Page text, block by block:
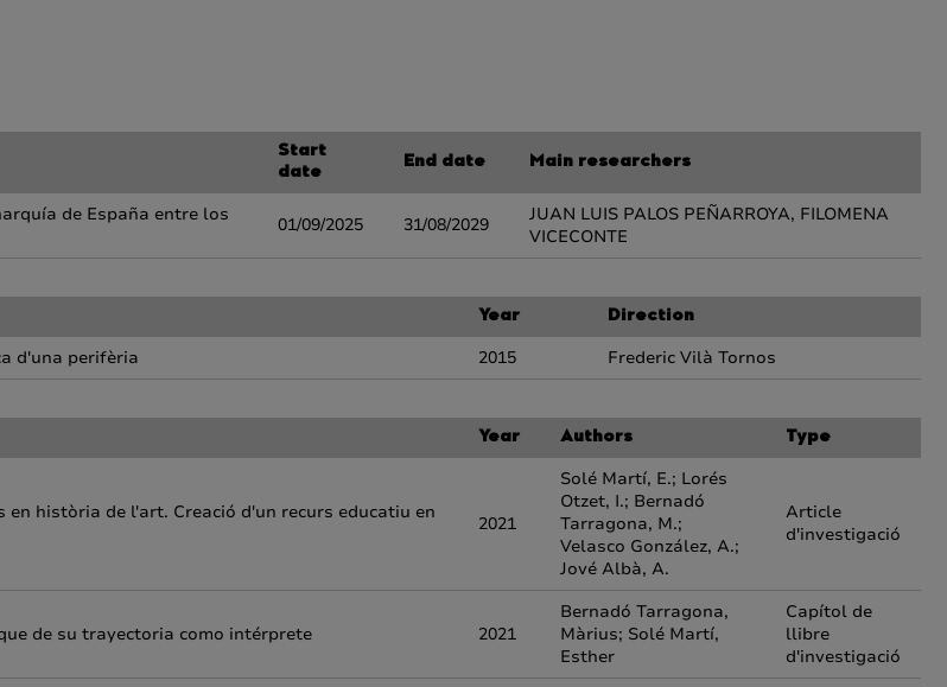
Start
date
End date Main researchers
de España entre los
01/09/2025 31/08/2029
JUAN LUIS PALOS PEÑARROYA, FILOMENA
VICECONTE
Year Direction
d'una perifèria 2015 Frederic Vilà Tornos
Year Authors Type
història de l'art. Creació d'un recurs educatiu en
2021
Solé Martí, E.; Lorés
Otzet, I.; Bernadó
Tarragona, M.;
Velasco González, A.;
Jové Albà, A.
Article
d'investigació
de su trayectoria como intérprete 2021
Bernadó Tarragona,
Màrius; Solé Martí,
Esther
Capítol de
llibre
d'investigació